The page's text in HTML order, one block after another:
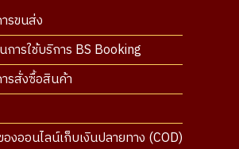
รขนส่ง
การใช้บริการ BS Booking
รสั่งซื้อสินค้า
ออนไลน์เก็บเงินปลายทาง (COD)